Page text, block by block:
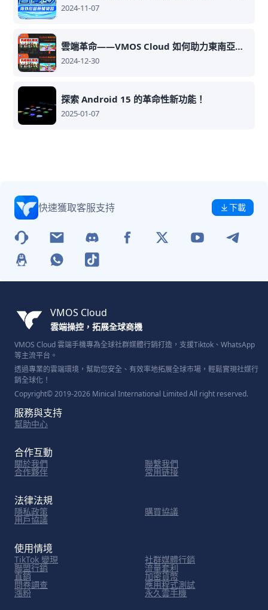
2024-11-07
雲端革命——VMOS Cloud 如何助力東南亞玩家暢玩遊戲
2024-12-30
探索 Android 15 的革命性新功能！
2025-01-07
快速獲取客服支持 下載
VMOS Cloud
雲端操控，拓展全球商機
VMOS Cloud 雲端手機專為全球社群媒體行銷打造，支援Tiktok、WhatsApp
等主流平台。
透過專業的雲端環境，幫助您安全、有效率地拓展全球市場，輕鬆實現社媒行
銷全球化！
Copyright© 2019-2026 Minical International Limited All right reserved.
服務與支持
幫助中心
合作互動
關於我們 聯繫我們
合作夥伴 常用链接
法律法規
隱私政策 購買協議
用戶協議
使用情境
TikTok 變現 社群媒體行銷
聯盟行銷 流量套利
直銷 加密貨幣
問卷調查 應用程式測試
漲粉 永久雲手機